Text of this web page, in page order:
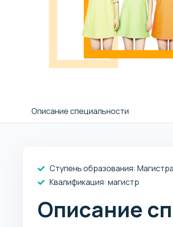
Описание специальности
Ступень образования:
Квалификация: магистр
Описание